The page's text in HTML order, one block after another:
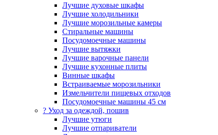
Лучшие духовые шкафы
Лучшие холодильники
Лучшие морозильные камеры
Стиральные машины
Посудомоечные машины
Лучшие вытяжки
Лучшие варочные панели
Лучшие кухонные плиты
Винные шкафы
Встраиваемые морозильники
Измельчители пищевых отходов
Посудомоечные машины 45 см
? Уход за одеждой, пошив
Лучшие утюги
Лучшие отпариватели